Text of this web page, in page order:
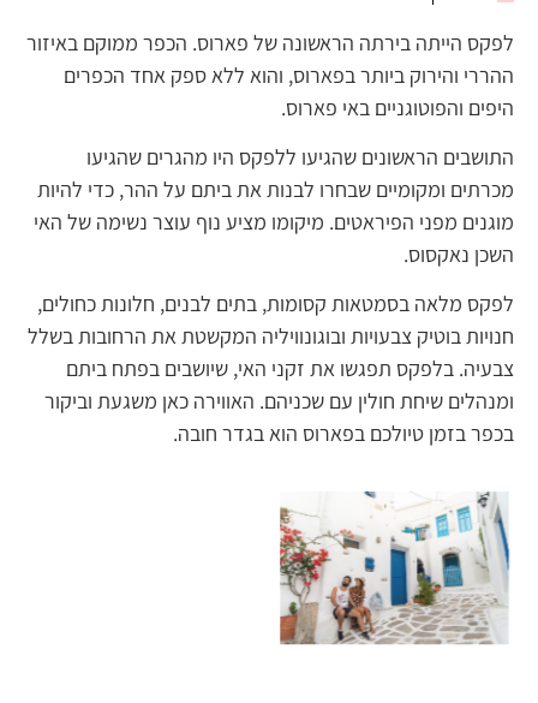
לפקס הייתה בירתה הראשונה של פארוס. הכפר ממוקם באיזור
ההררי והירוק ביותר בפארוס, והוא ללא ספק אחד הכפרים
היפים והפוטוגניים באי פארוס.
התושבים הראשונים שהגיעו ללפקס היו מהגרים שהגיעו
מכרתים ומקומיים שבחרו לבנות את ביתם על ההר, כדי להיות
מוגנים מפני הפיראטים. מיקומו מציע נוף עוצר נשימה של האי
השכן נאקסוס.
לפקס מלאה בסמטאות קסומות, בתים לבנים, חלונות כחולים,
חנויות בוטיק צבעויות ובוגונוויליה המקשטת את הרחובות בשלל
צבעיה. בלפקס תפגשו את זקני האי, שיושבים בפתח ביתם
ומנהלים שיחת חולין עם שכניהם. האווירה כאן משגעת וביקור
בכפר בזמן טיולכם בפארוס הוא בגדר חובה.